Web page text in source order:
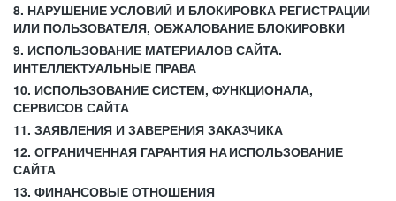
8. НАРУШЕНИЕ УСЛОВИЙ И БЛОКИРОВКА РЕГИСТРАЦИИ
ИЛИ ПОЛЬЗОВАТЕЛЯ, ОБЖАЛОВАНИЕ БЛОКИРОВКИ
9. ИСПОЛЬЗОВАНИЕ МАТЕРИАЛОВ САЙТА.
ИНТЕЛЛЕКТУАЛЬНЫЕ ПРАВА
10. ИСПОЛЬЗОВАНИЕ СИСТЕМ, ФУНКЦИОНАЛА,
СЕРВИСОВ САЙТА
11. ЗАЯВЛЕНИЯ И ЗАВЕРЕНИЯ ЗАКАЗЧИКА
12. ОГРАНИЧЕННАЯ ГАРАНТИЯ НА ИСПОЛЬЗОВАНИЕ
САЙТА
13. ФИНАНСОВЫЕ ОТНОШЕНИЯ